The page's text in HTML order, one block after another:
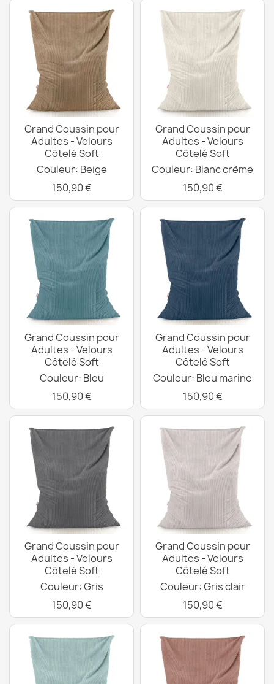
Grand Coussin pour
Adultes - Velours
Côtelé Soft
Couleur: Beige
150,90 €
Grand Coussin pour
Adultes - Velours
Côtelé Soft
Couleur: Blanc crème
150,90 €
Grand Coussin pour
Adultes - Velours
Côtelé Soft
Couleur: Bleu
150,90 €
Grand Coussin pour
Adultes - Velours
Côtelé Soft
Couleur: Bleu marine
150,90 €
Grand Coussin pour
Adultes - Velours
Côtelé Soft
Couleur: Gris
150,90 €
Grand Coussin pour
Adultes - Velours
Côtelé Soft
Couleur: Gris clair
150,90 €